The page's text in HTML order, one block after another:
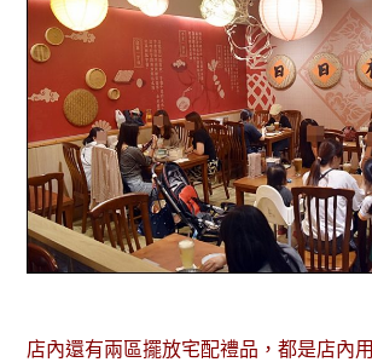
店內還有兩區擺放宅配禮品，都是店內